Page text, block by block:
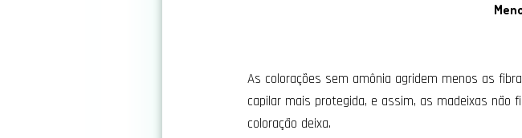
As colorações sem amônia agridem menos as
capilar mais protegida, e assim, as madeixas não
coloração deixa.